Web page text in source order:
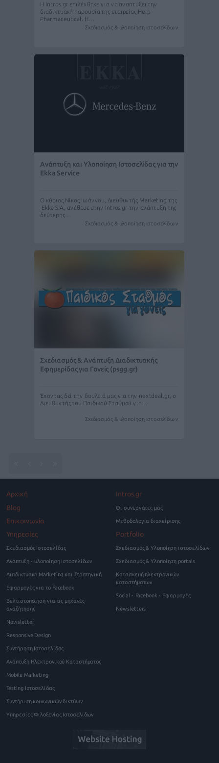
Η Intros.gr επιλέχθηκε για να αναπτύξει την
διαδικτυακή παρουσία της εταιρείας Help
Pharmaceutical. Η…
Σχεδιασμός & υλοποίηση ιστοσελίδων
Ανάπτυξη και Υλοποίηση Ιστοσελίδας για την
Ekka Service
Ο κύριος Νίκος Ιωάννου, Διευθυντής Marketing της
Ekka S.A., ανέθεσε στην Intros.gr την ανάπτυξη της
δεύτερης…
Σχεδιασμός & υλοποίηση ιστοσελίδων
Σχεδιασμός & Ανάπτυξη Διαδικτυακής
Εφημερίδας για Γονείς (psgg.gr)
Έχοντας δεί την δουλειά μας για την nextdeal.gr, ο
Διευθυντής του Παιδικού Σταθμού για…
Σχεδιασμός & υλοποίηση ιστοσελίδων
Αρχική
Blog
Επικοινωνία
Intros.gr
Οι συνεργάτες μας
Μεθοδολογία διαχείρισης
Υπηρεσίες
Σχεδιασμός Ιστοσελίδας
Ανάπτυξη - υλοποίηση Ιστοσελίδων
Διαδικτυακό Marketing και Στρατηγική
Εφαρμογές για το Facebook
Βελτιστοποίηση για τις μηχανές
αναζήτησης
Newsletter
Responsive Design
Συντήρηση Ιστοσελίδας
Ανάπτυξη Ηλεκτρονικού Καταστήματος
Mobile Marketing
Testing Ιστοσελίδας
Συντήριση κοινωνικών δικτύων
Υπηρεσίες Φιλοξενίας Ιστοσελίδων
Portfolio
Σχεδιασμός & Υλοποίηση ιστοσελίδων
Σχεδιασμός & Υλοποίηση portals
Κατασκευή ηλεκτρονικών
καταστήματων
Social - Facebook - Εφαρμογές
Newsletters